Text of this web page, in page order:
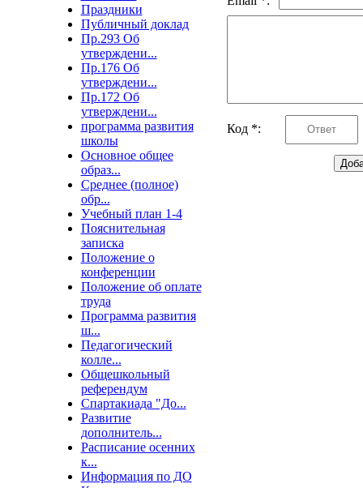
Праздники
Публичный доклад
Пр.293 Об
утверждени...
Пр.176 Об
утверждени...
Пр.172 Об
утверждени...
программа развития
школы
Основное общее
образ...
Среднее (полное)
обр...
Учебный план 1-4
Пояснительная
записка
Положение о
конференции
Положение об оплате
труда
Программа развития
ш...
Педагогический
колле...
Общешкольный
референдум
Спартакиада "До...
Развитие
дополнитель...
Расписание осенних
к...
Информация по ДО
Код *: